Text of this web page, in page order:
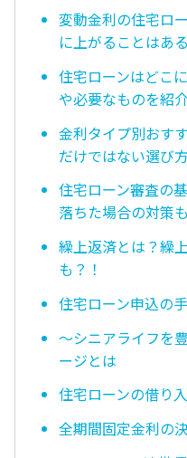
変動金利の住宅ロ
に上がることはあ
住宅ローンはどこ
や必要なものを紹
金利タイプ別おす
だけではない選び
住宅ローン審査の
落ちた場合の対策も
繰上返済とは？繰
も？！
住宅ローン申込の
〜シニアライフを
ージとは
住宅ローンの借り
全期間固定金利の